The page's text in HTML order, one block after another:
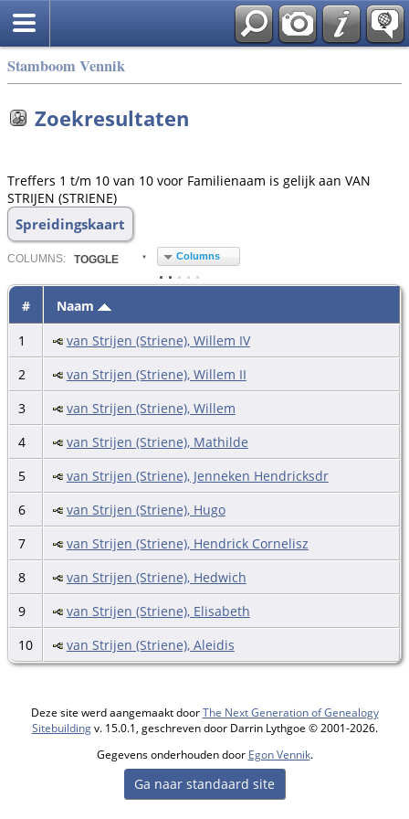
Stamboom Vennik
Zoekresultaten
Treffers 1 t/m 10 van 10 voor Familienaam is gelijk aan VAN
STRIJEN (STRIENE)
Spreidingskaart
COLUMN S: TOGGLE Columns
#
Naam
1
van Strijen (Striene), Willem IV
2
van Strijen (Striene), Willem II
3
van Strijen (Striene), Willem
4
van Strijen (Striene), Mathilde
5
van Strijen (Striene), Jenneken Hendricksdr
6
van Strijen (Striene), Hugo
7
van Strijen (Striene), Hendrick Cornelisz
8
van Strijen (Striene), Hedwich
9
van Strijen (Striene), Elisabeth
10
van Strijen (Striene), Aleidis
Deze site werd aangemaakt doorThe Next Generation of Genealogy
Sitebuildingv. 15.0.1, geschreven door Darrin Lythgoe © 2001-2026.
Gegevens onderhouden door Egon Vennik.
Ga naar standaard site